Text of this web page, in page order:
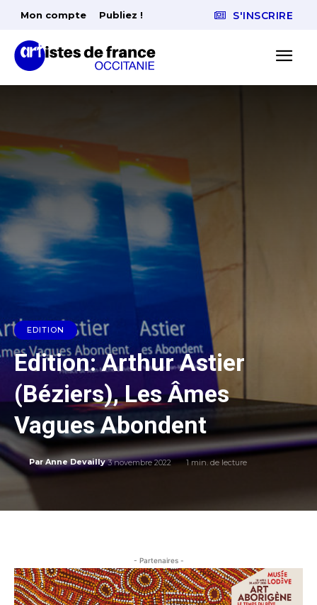
Mon compte Publiez ! S'INSCRIRE
EDITION
Edition: Arthur Astier
(Béziers), Les Âmes
Vagues Abondent
Par Anne Devailly 3 novembre 2022 1 min. de lecture
- Partenaires -